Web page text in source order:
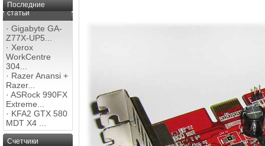
Последние
статьи
· Gigabyte GA-
Z77X-UP5...
· Xerox
WorkCentre
304...
· Razer Anansi +
Razer...
· ASRock 990FX
Extreme...
· KFA2 GTX 580
MDT X4 ...
Счетчики